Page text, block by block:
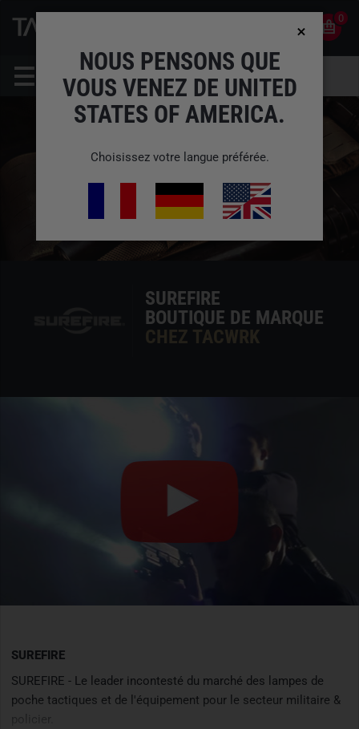
0
SUREFIRE
BOUTIQUE DE MARQUE
CHEZ TACWRK
SUREFIRE
SUREFIRE - Le leader incontesté du marché des lampes de
poche tactiques et de l'équipement pour le secteur militaire &
NOUS PENSONS QUE
VOUS VENEZ DE UNITED
STATES OF AMERICA.
Choisissez votre langue préférée.